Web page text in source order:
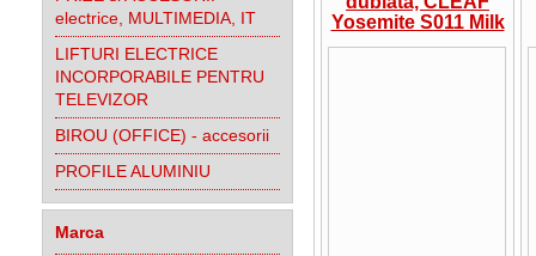
electrice, MULTIMEDIA, IT
LIFTURI ELECTRICE
INCORPORABILE PENTRU
TELEVIZOR
BIROU (OFFICE) - accesorii
PROFILE ALUMINIU
Marca
Yosemite S011 Milk
Shake, 36mm, cant